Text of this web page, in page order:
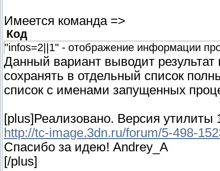
Имеется команда =>
Код
"infos=2||1" - отображение информации
Данный вариант выводит
сохранять в отдельный список
список с именами запущенных
[plus]Реализовано. Версия утилиты
http://tc-image.3dn.ru/forum/5-498-
Спасибо за идею! Andrey_A
[/plus]